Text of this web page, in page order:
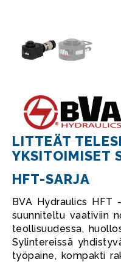
LITTEÄT
YKSITOIMISET
HFT-SARJA
BVA Hydraulics HFT
suunniteltu vaativiin
teollisuudessa,
Sylintereissä
työpaine, kompakti